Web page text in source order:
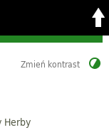
Zmień kontrast
Herby